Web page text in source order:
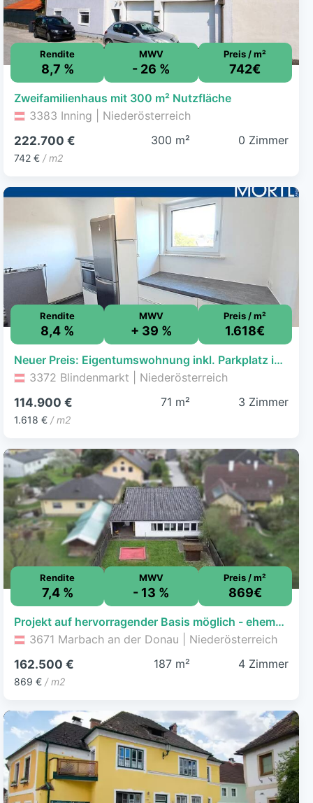
Rendite
8,7 %
MWV
- 26 %
Preis / m²
742€
Zweifamilienhaus mit 300 m² Nutzfläche
3383 Inning | Niederösterreich
222.700 €
742 € / m2
300 m² 0 Zimmer
Rendite
8,4 %
MWV
+ 39 %
Preis / m²
1.618€
Neuer Preis: Eigentumswohnung inkl. Parkplatz in Blindenmarkt
3372 Blindenmarkt | Niederösterreich
114.900 €
1.618 € / m2
71 m² 3 Zimmer
Rendite
7,4 %
MWV
- 13 %
Preis / m²
869€
Projekt auf hervorragender Basis möglich - ehemaliger Kindergarten mit Garten erwerbbar!
3671 Marbach an der Donau | Niederösterreich
162.500 €
869 € / m2
187 m² 4 Zimmer